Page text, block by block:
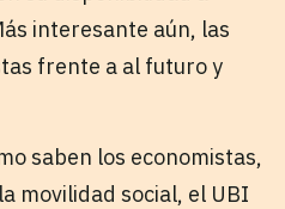
interesante aún, las
frente a al futuro y
saben los economistas,
movilidad social, el UBI